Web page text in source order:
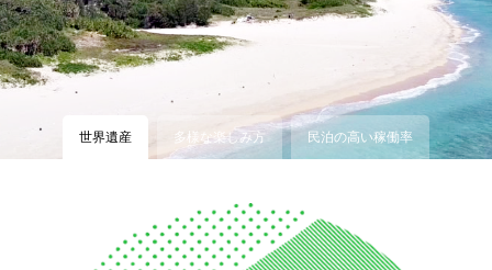
世界遺産 多様な楽しみ方 民泊の高い稼働率